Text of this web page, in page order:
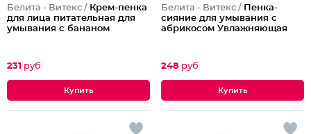
Белита - Витекс / Крем-пенка
для лица питательная для
умывания с бананом
231 руб
Белита - Витекс / Пенка-
сияние для умывания с
абрикосом Увлажняющая
248 руб